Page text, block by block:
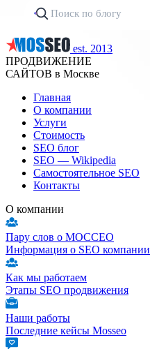
est. 2013
ПРОДВИЖЕНИЕ
САЙТОВ в Москве
Главная
О компании
Услуги
Стоимость
SEO блог
SEO — Wikipedia
Самостоятельное SEO
Контакты
О компании
Пару слов о МОССЕО
Информация о SEO компании
Как мы работаем
Этапы SEO продвижения
Наши работы
Последние кейсы Mosseo